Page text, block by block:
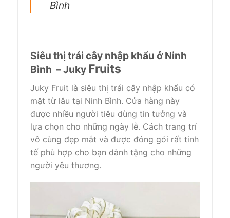
Bình
Siêu thị trái cây nhập khẩu ở Ninh
Bình – Juky Fruits
Juky Fruit là siêu thị trái cây nhập khẩu có
mặt từ lâu tại Ninh Bình. Cửa hàng này
được nhiều người tiêu dùng tin tưởng và
lựa chọn cho những ngày lễ. Cách trang trí
vô cùng đẹp mắt và được đóng gói rất tinh
tế phù hợp cho bạn dành tặng cho những
người yêu thương.